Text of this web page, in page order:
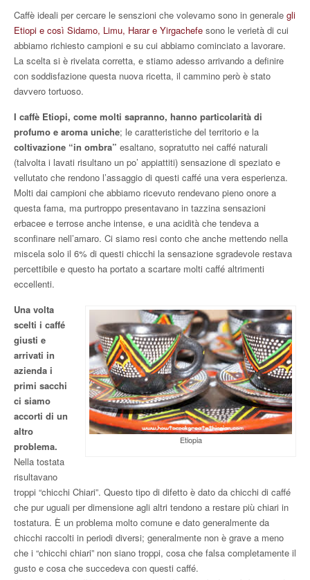
Caffè ideali per cercare le senszioni che volevamo sono in generale gli
Etiopi e così Sidamo, Limu, Harar e Yirgachefe sono le verietà di cui
abbiamo richiesto campioni e su cui abbiamo cominciato a lavorare.
La scelta si è rivelata corretta, e stiamo adesso arrivando a definire
con soddisfazione questa nuova ricetta, il cammino però è stato
davvero tortuoso.
I caffè Etiopi, come molti sapranno, hanno particolarità di
profumo e aroma uniche; le caratteristiche del territorio e la
coltivazione “in ombra” esaltano, sopratutto nei caffé naturali
(talvolta i lavati risultano un po’ appiattiti) sensazione di speziato e
vellutato che rendono l’assaggio di questi caffé una vera esperienza.
Molti dai campioni che abbiamo ricevuto rendevano pieno onore a
questa fama, ma purtroppo presentavano in tazzina sensazioni
erbacee e terrose anche intense, e una acidità che tendeva a
sconfinare nell’amaro. Ci siamo resi conto che anche mettendo nella
miscela solo il 6% di questi chicchi la sensazione sgradevole restava
percettibile e questo ha portato a scartare molti caffé altrimenti
eccellenti.
Etiopia
Una volta
scelti i caffé
giusti e
arrivati in
azienda i
primi sacchi
ci siamo
accorti di un
altro
problema.
Nella tostata
risultavano
troppi “chicchi Chiari”. Questo tipo di difetto è dato da chicchi di caffé
che pur uguali per dimensione agli altri tendono a restare più chiari in
tostatura. È un problema molto comune e dato generalmente da
chicchi raccolti in periodi diversi; generalmente non è grave a meno
che i “chicchi chiari” non siano troppi, cosa che falsa completamente il
gusto e cosa che succedeva con questi caffé.